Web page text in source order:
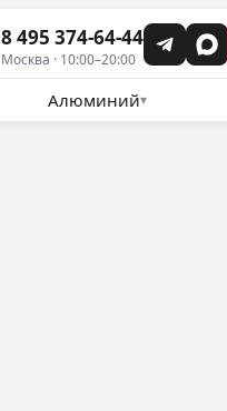
8 495 374-64-44
Москва · 10:00–20:00
Алюминий▾